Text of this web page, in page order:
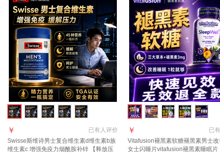
已有人评价
￥
Swisse斯维诗男士复合维生素d维生素b族
维生素c 增强免疫力烟酰胺补锌 【释放压
已有
￥
Vitafusion褪黑素软糖褪黑素男士
女士闪睡片vitafusion褪黑素睡眠片